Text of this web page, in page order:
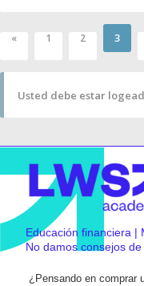
« 1 2 3
Usted debe estar
Educación financiera |
No damos consejos
¿Pensando en comprar